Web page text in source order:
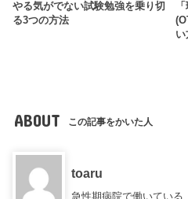
やる気がでない試験勉強を乗り切
る3つの方法
い
ABOUT この記事をかいた人
toaru
急性期病院で働いている